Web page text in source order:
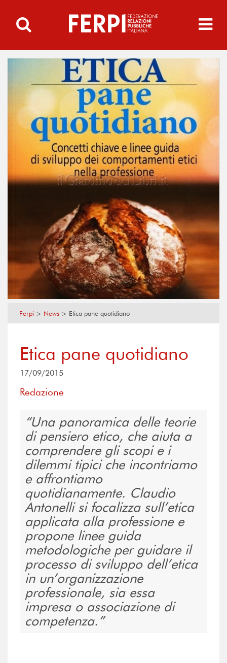
Ferpi > News > Etica pane quotidiano
Etica pane quotidiano
17/09/2015
Redazione
Una panoramica delle teorie
di pensiero etico, che aiuta a
comprendere gli scopi e i
dilemmi tipici che incontriamo
e affrontiamo
quotidianamente. Claudio
Antonelli si focalizza sull’etica
applicata alla professione e
propone linee guida
metodologiche per guidare il
processo di sviluppo dell’etica
in un’organizzazione
professionale, sia essa
impresa o associazione di
competenza.